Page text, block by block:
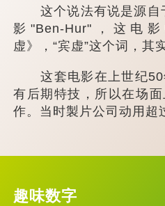
这个说法有说是源自
影"Ben-Hur"，这电
虚》，“宾虚”这个词，其
这套电影在上世纪50
有后期特技，所以在场
作。当时製片公司动用超
趣味数字